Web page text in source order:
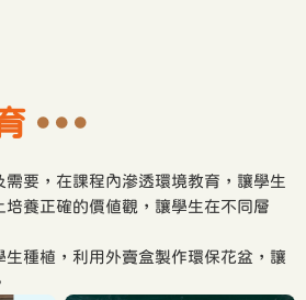
需要，在課程內滲透環境教育，讓學生
培養正確的價值觀，讓學生在不同層
生種植，利用外賣盒製作環保花盆，讓